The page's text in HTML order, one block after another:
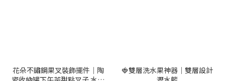
花朵不鏽鋼果叉裝飾擺件｜陶
🍓雙層洗水果神器｜雙層設計